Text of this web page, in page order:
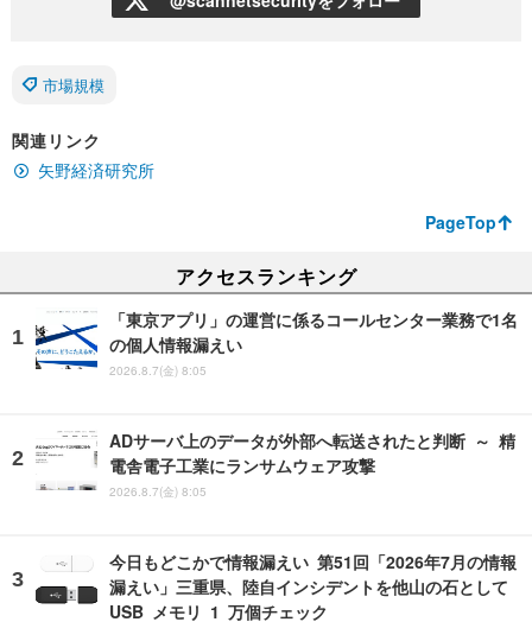
市場規模
関連リンク
矢野経済研究所
PageTop
アクセスランキング
「東京アプリ」の運営に係るコールセンター業務で1名
の個人情報漏えい
2026.8.7(金) 8:05
ADサーバ上のデータが外部へ転送されたと判断 ～ 精
電舎電子工業にランサムウェア攻撃
2026.8.7(金) 8:05
今日もどこかで情報漏えい 第51回「2026年7月の情報
漏えい」三重県、陸自インシデントを他山の石として
USB メモリ 1 万個チェック